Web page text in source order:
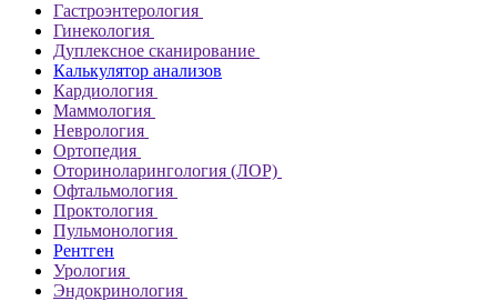
Гастроэнтерология
Гинекология
Дуплексное сканирование
Калькулятор анализов
Кардиология
Маммология
Неврология
Ортопедия
Оториноларингология (ЛОР)
Офтальмология
Проктология
Пульмонология
Рентген
Урология
Эндокринология